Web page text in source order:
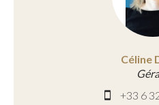
Céline
+33 6